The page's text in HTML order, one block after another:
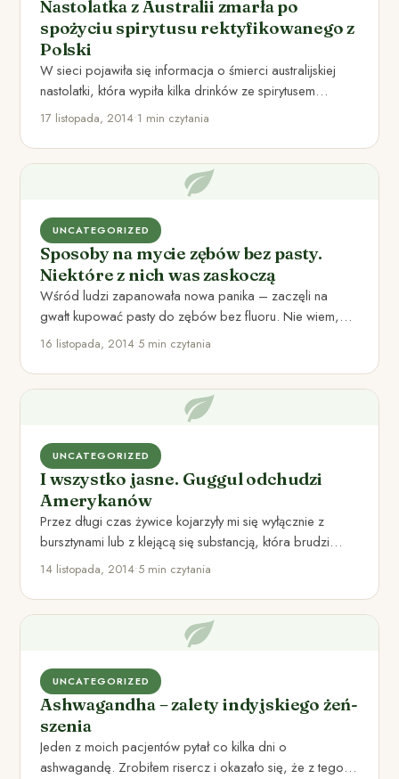
Nastolatka z Australii zmarła po
spożyciu spirytusu rektyfikowanego z
Polski
W sieci pojawiła się informacja o śmierci australijskiej
nastolatki, która wypiła kilka drinków ze spirytusem
rektyfikowanym firmy Polmos.…
17 listopada, 2014•1 min czytania
UNCATEGORIZED
Sposoby na mycie zębów bez pasty.
Niektóre z nich was zaskoczą
Wśród ludzi zapanowała nowa panika – zaczęli na
gwałt kupować pasty do zębów bez fluoru. Nie wiem,
czy…
16 listopada, 2014•5 min czytania
UNCATEGORIZED
I wszystko jasne. Guggul odchudzi
Amerykanów
Przez długi czas żywice kojarzyły mi się wyłącznie z
bursztynami lub z klejącą się substancją, która brudzi
podczas…
14 listopada, 2014•5 min czytania
UNCATEGORIZED
Ashwagandha – zalety indyjskiego żeń-
szenia
Jeden z moich pacjentów pytał co kilka dni o
ashwagandę. Zrobiłem risercz i okazało się, że z tego…